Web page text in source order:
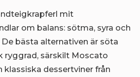
mit
om balans: sötma, syra och
bästa alternativen är söta
ryggrad, särskilt Moscato
klassiska dessertviner från